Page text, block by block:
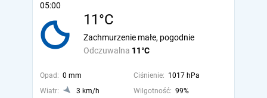
05:00
11°C
Odczuwalna 11°C
Zachmurzenie małe, pogodnie
Opad: 0 mm Ciśnienie: 1017 hPa
Wiatr:
3 km/h Wilgotność: 99%